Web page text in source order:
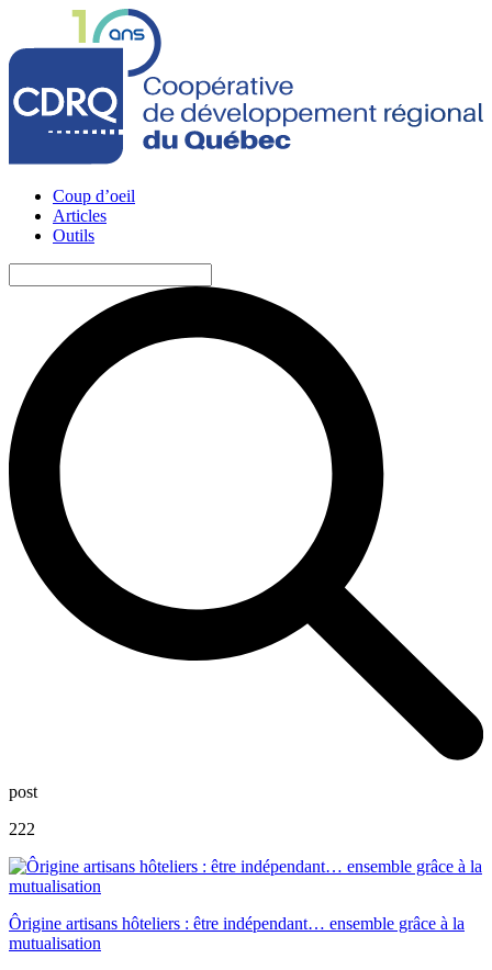
Coup d’oeil
Articles
Outils
post
222
Ôrigine artisans hôteliers : être indépendant… ensemble grâce à la
mutualisation